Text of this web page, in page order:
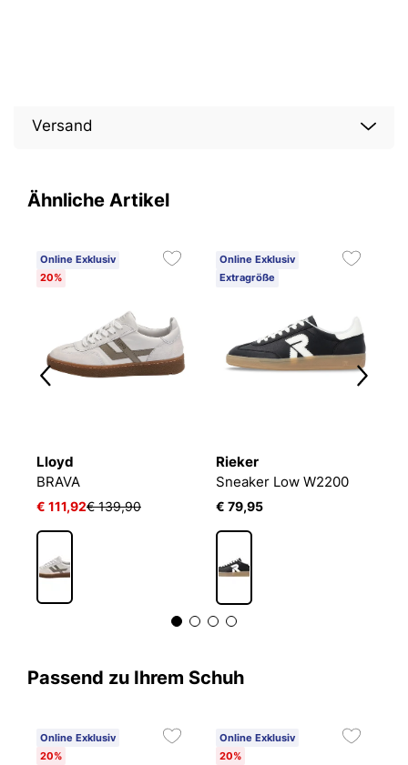
Versand
Ähnliche Artikel
Online Exklusiv
20%
Lloyd
BRAVA
€ 111,92€ 139,90
Online Exklusiv
Extragröße
Rieker
Sneaker Low W2200
€ 79,95
Passend zu Ihrem Schuh
Online Exklusiv
20%
Online Exklusiv
20%